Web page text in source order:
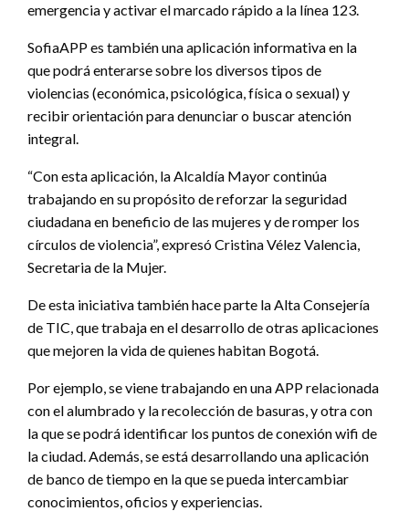
emergencia y activar el marcado rápido a la línea 123.
SofiaAPP es también una aplicación informativa en la
que podrá enterarse sobre los diversos tipos de
violencias (económica, psicológica, física o sexual) y
recibir orientación para denunciar o buscar atención
integral.
“Con esta aplicación, la Alcaldía Mayor continúa
trabajando en su propósito de reforzar la seguridad
ciudadana en beneficio de las mujeres y de romper los
círculos de violencia”, expresó Cristina Vélez Valencia,
Secretaria de la Mujer.
De esta iniciativa también hace parte la Alta Consejería
de TIC, que trabaja en el desarrollo de otras aplicaciones
que mejoren la vida de quienes habitan Bogotá.
Por ejemplo, se viene trabajando en una APP relacionada
con el alumbrado y la recolección de basuras, y otra con
la que se podrá identificar los puntos de conexión wifi de
la ciudad. Además, se está desarrollando una aplicación
de banco de tiempo en la que se pueda intercambiar
conocimientos, oficios y experiencias.